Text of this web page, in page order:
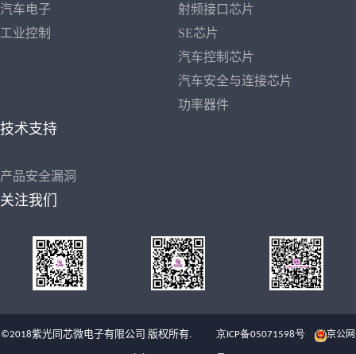
汽车电子
工业控制
射频接口芯片
SE芯片
汽车控制芯片
汽车安全与连接芯片
功率器件
技术支持
产品安全漏洞
关注我们
©2018紫光同芯微电子有限公司 版权所有. 京ICP备05071598号 京公网